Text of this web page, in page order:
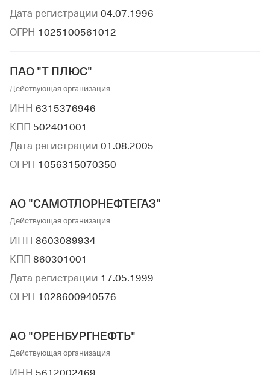
Дата регистрации 04.07.1996
ОГРН 1025100561012
ПАО "Т ПЛЮС"
Действующая организация
ИНН 6315376946
КПП 502401001
Дата регистрации 01.08.2005
ОГРН 1056315070350
АО "САМОТЛОРНЕФТЕГАЗ"
Действующая организация
ИНН 8603089934
КПП 860301001
Дата регистрации 17.05.1999
ОГРН 1028600940576
АО "ОРЕНБУРГНЕФТЬ"
Действующая организация